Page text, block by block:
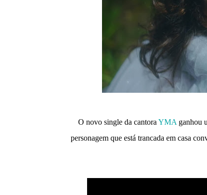
O novo single da cantora YMA ganhou
personagem que está trancada em casa